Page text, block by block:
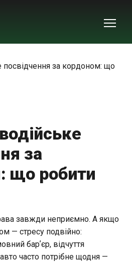
за
що робити
завжди неприємно. А якщо
— стресу подвійно:
барʼєр, відчуття
часто потрібне щодня —